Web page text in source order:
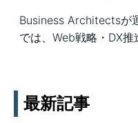
Business Architectsが
では、Web戦略・DX
最新記事